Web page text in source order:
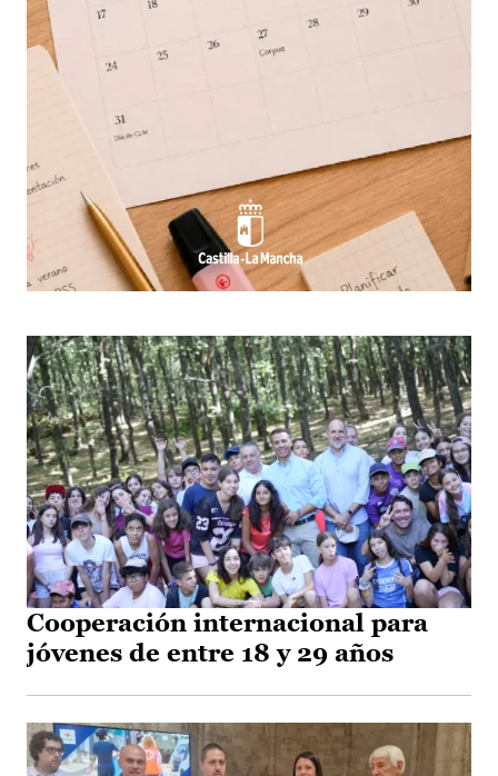
Cooperación internacional para
jóvenes de entre 18 y 29 años